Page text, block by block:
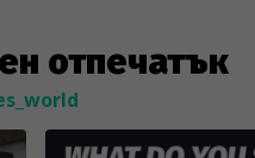
отпечатък